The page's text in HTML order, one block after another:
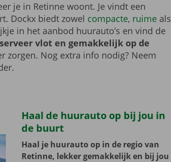
je in Retinne woont. Je vindt een
Dockx biedt zowel compacte, ruimeals
in het aanbod huurauto’s en vind de
vlot en gemakkelijk op de
zorgen. Nog extra info nodig? Neem
Haal de huurauto op bij jou in
de buurt
Haal je huurauto op in de regio van
Retinne, lekker gemakkelijk en bij jou